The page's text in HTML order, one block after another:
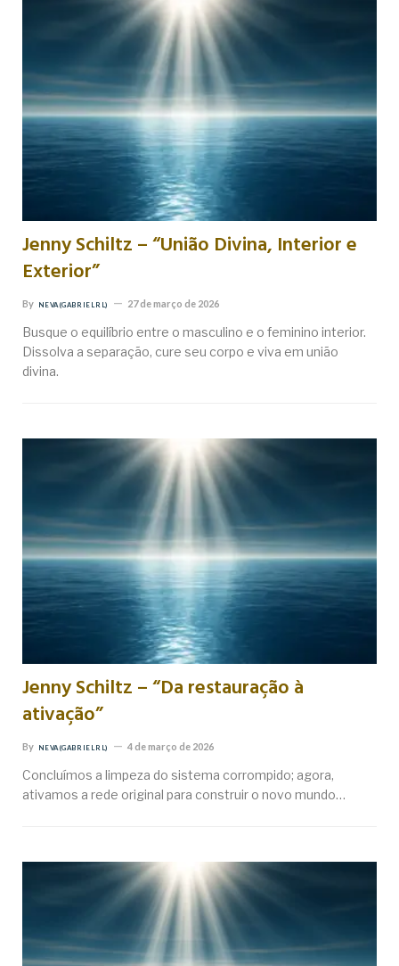
Jenny Schiltz – “União Divina, Interior e
Exterior”
By NEVA (GABRIEL RL) 27 de março de 2026
Busque o equilíbrio entre o masculino e o feminino interior.
Dissolva a separação, cure seu corpo e viva em união
divina.
Jenny Schiltz – “Da restauração à
ativação”
By NEVA (GABRIEL RL) 4 de março de 2026
Concluímos a limpeza do sistema corrompido; agora,
ativamos a rede original para construir o novo mundo…